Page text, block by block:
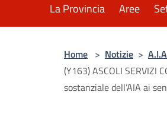
La Provincia Aree
Home > Notizie >
(Y163) ASCOLI SERVIZI
sostanziale dell’AIA ai